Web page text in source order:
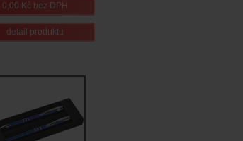
0,00 Kč bez DPH
detail produktu